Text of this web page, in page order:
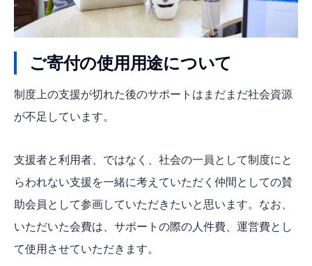
ご寄付の使用用途について
制度上の支援が切れた後のサポートはまだまだ社会資源
が不足しています。
支援者と利用者、ではなく、社会の一員として制度にと
らわれない支援を一緒に考えていただく仲間としての賛
助会員として参画していただきたいと思います。なお、
いただいた会費は、サポートの際の人件費、運営費とし
て使用させていただきます。